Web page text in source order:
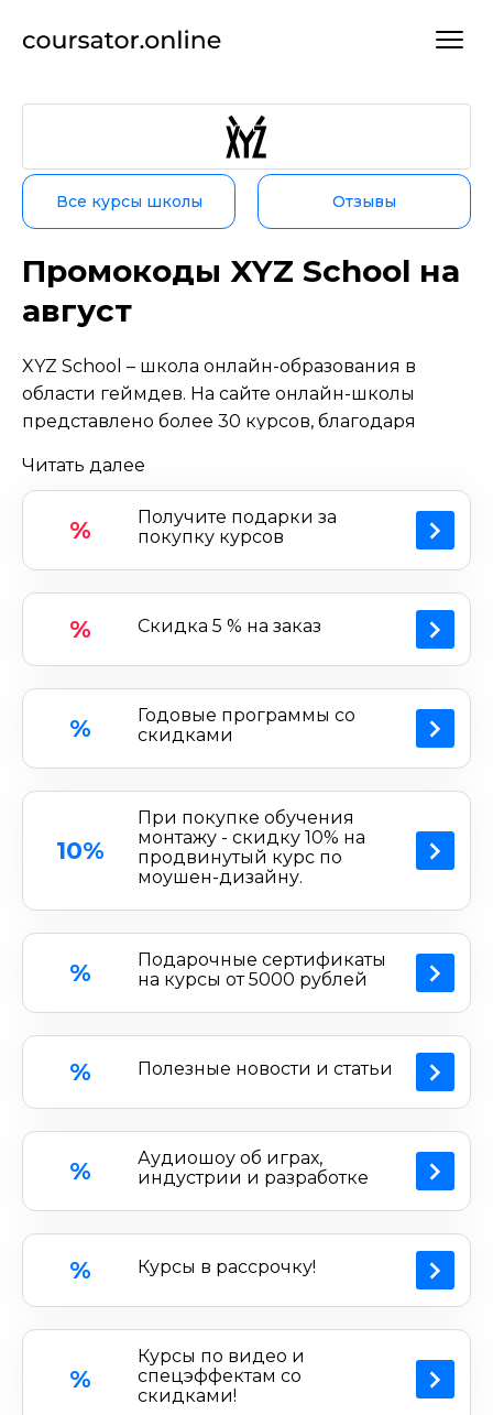
Все курсы школы Отзывы
Промокоды XYZ School на
август
XYZ School – школа онлайн-образования в
области геймдев. На сайте онлайн-школы
представлено более 30 курсов, благодаря
графика, концепты, персонажи и
программирование. Сайт предоставляет на
выбор, как платный материал, так и
бесплатный. Каждый курс включает в себя
обучения происходит защита проекта, на базе
которого в будущем можно создать настоящую
игру. Все кураторы действующие специалисты.
Наличие Промокода XYZ School дает
возможность сэкономить при покупке
Читать далее
%
Получите подарки за
покупку курсов
% Скидка 5 % на заказ
%
Годовые программы со
скидками
10%
При покупке обучения
монтажу - скидку 10% на
продвинутый курс по
моушен-дизайну.
%
Подарочные сертификаты
на курсы от 5000 рублей
% Полезные новости и статьи
%
Аудиошоу об играх,
индустрии и разработке
% Курсы в рассрочку!
%
Курсы по видео и
спецэффектам со
скидками!